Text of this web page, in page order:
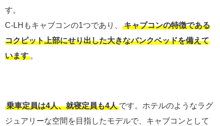
す。
C-LHもキャブコンの1つであり、
キャブコンの特徴である
コクピット上部にせり出した大きなバンクベッドを備えて
います 。
乗車定員は4人、就寝定員も4人 です。ホテルのようなラグ
ジュアリーな空間を目指したモデルで、キャブコンとして